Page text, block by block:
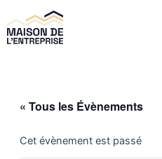
au
contenu
« Tous les Évènements
Cet évènement est passé